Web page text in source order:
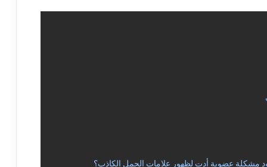
مشكلة عضوية أدت لظهور علامات الحمل الكاذب؟